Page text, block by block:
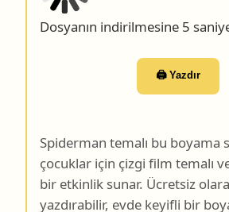
bir etkinlik sunar. Ücretsiz
yazdırabilir, evde keyifli bir
oluşturabilirsiniz.